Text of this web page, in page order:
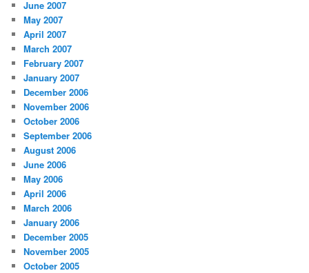
June 2007
May 2007
April 2007
March 2007
February 2007
January 2007
December 2006
November 2006
October 2006
September 2006
August 2006
June 2006
May 2006
April 2006
March 2006
January 2006
December 2005
November 2005
October 2005